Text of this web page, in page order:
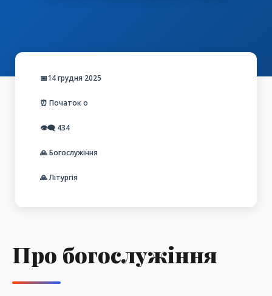
📅14 грудня 2025
⏰ Початок о
👁️‍🗨️ 434
🙏 Богослужіння
🙏 Літургія
Про богослужіння